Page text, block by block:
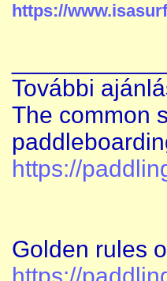
https://
További
The common
https://
Golden rules